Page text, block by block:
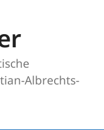
Albrechts-